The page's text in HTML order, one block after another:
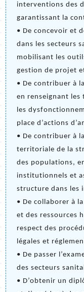
interventions des
garantissant la
• De concevoir et
dans les secteurs
mobilisant les
gestion de projet
• De contribuer à
en renseignant
les
place d’actions
• De contribuer à
territoriale de la
des populations,
institutionnels et
structure dans les
• De collaborer à
et des ressources
respect des
légales et
• De passer
des secteurs
• D’obtenir un